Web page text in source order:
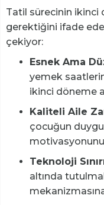
Tatil sürecinin ikinci
gerektiğini ifade
çekiyor:
Esnek Ama
yemek
ikinci döneme
Kaliteli Aile
çocuğun
motivasyonunu
Teknoloji
altında